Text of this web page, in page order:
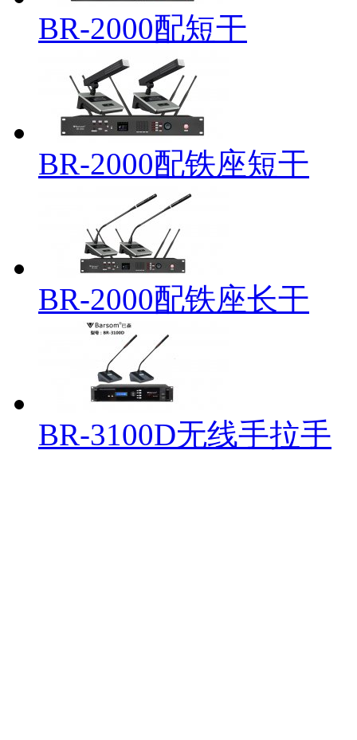
BR-2000配短干
BR-2000配铁座短干
BR-2000配铁座长干
BR-3100D无线手拉手